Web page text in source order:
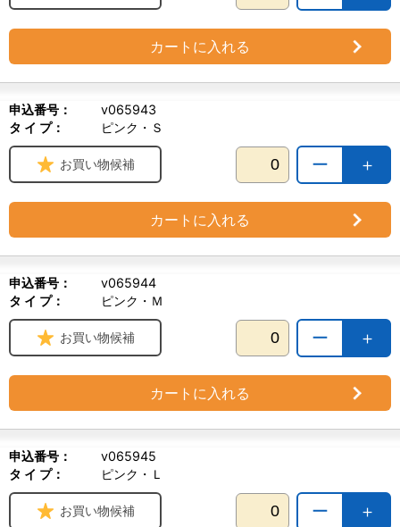
カートに入れる
申込番号：
v065943
タ イ プ：
ピンク・Ｓ
＋
ー
お買い物候補
カートに入れる
申込番号：
v065944
タ イ プ：
ピンク・Ｍ
＋
ー
お買い物候補
カートに入れる
申込番号：
v065945
タ イ プ：
ピンク・Ｌ
＋
ー
お買い物候補